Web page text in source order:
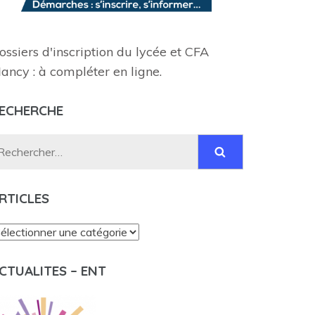
d'inscription du lycée et CFA
: à compléter en ligne.
Rechercher :
– ENT